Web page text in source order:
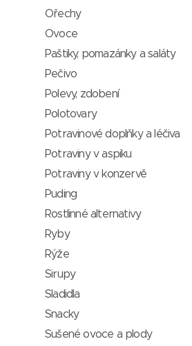
Ořechy
Ovoce
Paštiky, pomazánky a saláty
Pečivo
Polevy, zdobení
Polotovary
Potravinové doplňky a léčiva
Potraviny v aspiku
Potraviny v konzervě
Puding
Rostlinné alternativy
Ryby
Rýže
Sirupy
Sladidla
Snacky
Sušené ovoce a plody